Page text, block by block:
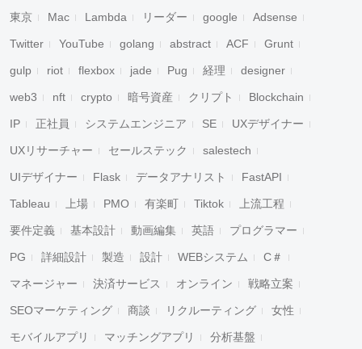
東京 Mac Lambda リーダー google Adsense
Twitter YouTube golang abstract ACF Grunt
gulp riot flexbox jade Pug 経理 designer
web3 nft crypto 暗号資産 クリプト Blockchain
IP 正社員 システムエンジニア SE UXデザイナー
UXリサーチャー セールステック salestech
UIデザイナー Flask データアナリスト FastAPI
Tableau 上場 PMO 有楽町 Tiktok 上流工程
要件定義 基本設計 動画編集 英語 プログラマー
PG 詳細設計 製造 設計 WEBシステム C＃
マネージャー 決済サービス オンライン 戦略立案
SEOマーケティング 商談 リクルーティング 女性
モバイルアプリ マッチングアプリ 分析基盤